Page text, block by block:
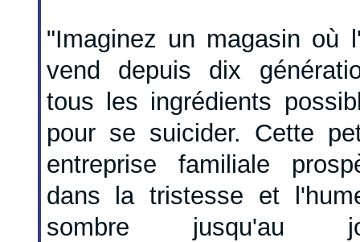
"Imaginez un magasin où
vend depuis dix
tous les ingrédients
pour se suicider. Cette
entreprise familiale
dans la tristesse et
sombre jusqu'au